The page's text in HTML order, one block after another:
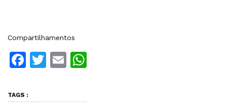
Compartilhamentos
Facebook
Twitter
Email
TAGS :